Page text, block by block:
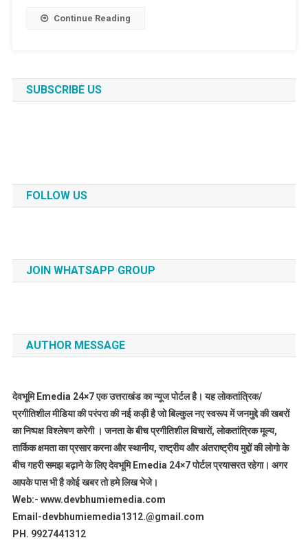
Continue Reading
SUBSCRIBE US
FOLLOW US
JOIN WHATSAPP GROUP
AUTHOR MESSAGE
देवभूमि Emedia 24×7 एक उत्तराखंड का न्यूज पोर्टल है। यह लोकतांत्रिक/
प्रगीतिशील मीडिया की परंपरा की नई कड़ी है जो बिल्कुल नए स्वरूप में जनमुद्दे की खबरों
का निष्पक्ष विश्लेषण करेगी । जनता के बीच प्रगीतिशील विचारों, लोकतांत्रिक मूल्य,
तार्किक क्षमता का प्रसार करना और स्थानीय, राष्ट्रीय और अंतराष्ट्रीय मुद्दों की लोगो के
बीच गहरी समझ बढ़ाने के लिए देवभूमि Emedia 24×7 पोर्टल प्रयासरत रहेगा। अगर
आपके पास भी है कोई खबर तो हमे लिख भेजे।
Web:- www.devbhumiemedia.com
Email-devbhumiemedia1312.@gmail.com
PH. 9927441312